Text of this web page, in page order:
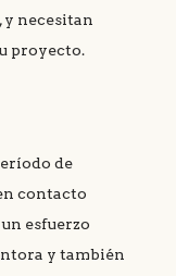
necesitan
proyecto.
de
contacto
esfuerzo
y también